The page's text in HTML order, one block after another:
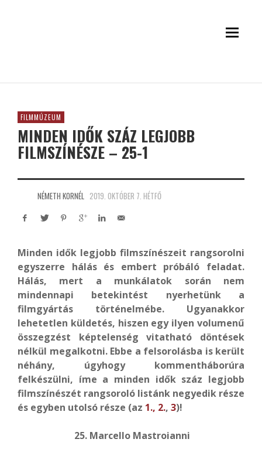
FILMMÚZEUM
MINDEN IDŐK SZÁZ LEGJOBB
FILMSZÍNÉSZE – 25-1
NÉMETH KORNÉL 2019. OKTÓBER 7. HÉTFŐ
Minden idők legjobb filmszínészeit rangsorolni
egyszerre hálás és embert próbáló feladat.
Hálás, mert a munkálatok során nem
mindennapi betekintést nyerhetünk a
filmgyártás történelmébe. Ugyanakkor
lehetetlen küldetés, hiszen egy ilyen volumenű
összegzést képtelenség vitatható döntések
nélkül megalkotni. Ebbe a felsorolásba is került
néhány, úgyhogy kommentháborúra
felkészülni, íme a minden idők száz legjobb
filmszínészét rangsoroló listánk negyedik része
és egyben utolsó része (az 1., 2., 3)!
25. Marcello Mastroianni